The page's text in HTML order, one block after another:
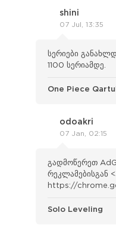
shini
07 Jul, 13:35
სერიები
1100 სერიამდე.
One Piece
odoakri
07 Jan, 02:15
გადმოწერეთ
რეკლამებისგან
https://
Solo Leveling